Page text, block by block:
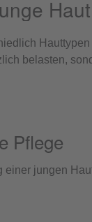
Haut
belasten,
Pflege
einer jungen